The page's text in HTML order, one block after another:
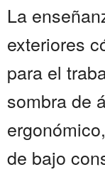
La
exteriores
para el
sombra de
de bajo